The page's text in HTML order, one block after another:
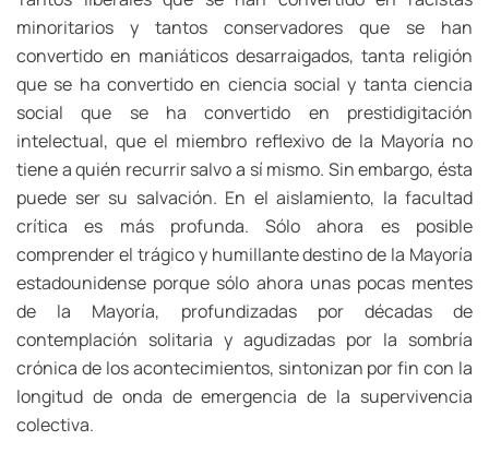
minoritarios y tantos conservadores que se han
convertido en maniáticos desarraigados, tanta religión
que se ha convertido en ciencia social y tanta ciencia
social que se ha convertido en prestidigitación
intelectual, que el miembro reflexivo de la Mayoría no
tiene a quién recurrir salvo a sí mismo. Sin embargo, ésta
puede ser su salvación. En el aislamiento, la facultad
crítica es más profunda. Sólo ahora es posible
comprender el trágico y humillante destino de la Mayoría
estadounidense porque sólo ahora unas pocas mentes
de la Mayoría, profundizadas por décadas de
contemplación solitaria y agudizadas por la sombría
crónica de los acontecimientos, sintonizan por fin con la
longitud de onda de emergencia de la supervivencia
colectiva.